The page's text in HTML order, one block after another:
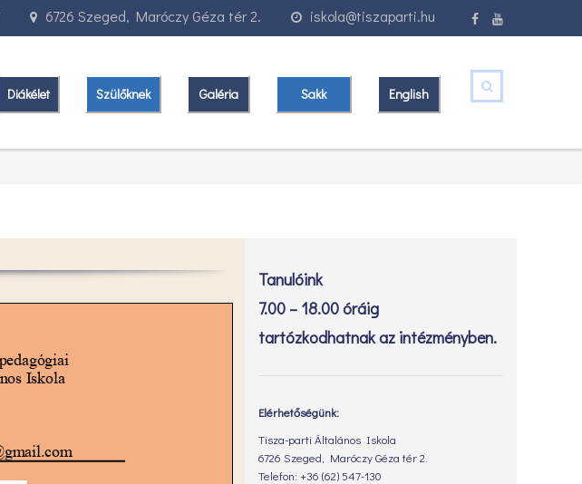
iskola@tiszaparti.hu
6726 Szeged, Maróczy Géza tér 2.
Diákélet Szülőknek Galéria Sakk English
Tanulóink
7.00 – 18.00 óráig
tartózkodhatnak az intézményben.
Elérhetőségünk:
Tisza-parti Általános Iskola
6726 Szeged, Maróczy Géza tér 2.
Telefon: +36 (62) 547-130